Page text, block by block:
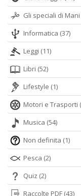
Gli speciali di Mani
Informatica (37)
Leggi (11)
Libri (52)
Lifestyle (1)
Motori e Trasporti
Musica (54)
Non definita (1)
Pesca (2)
Quiz (2)
Raccolte PDF (43)